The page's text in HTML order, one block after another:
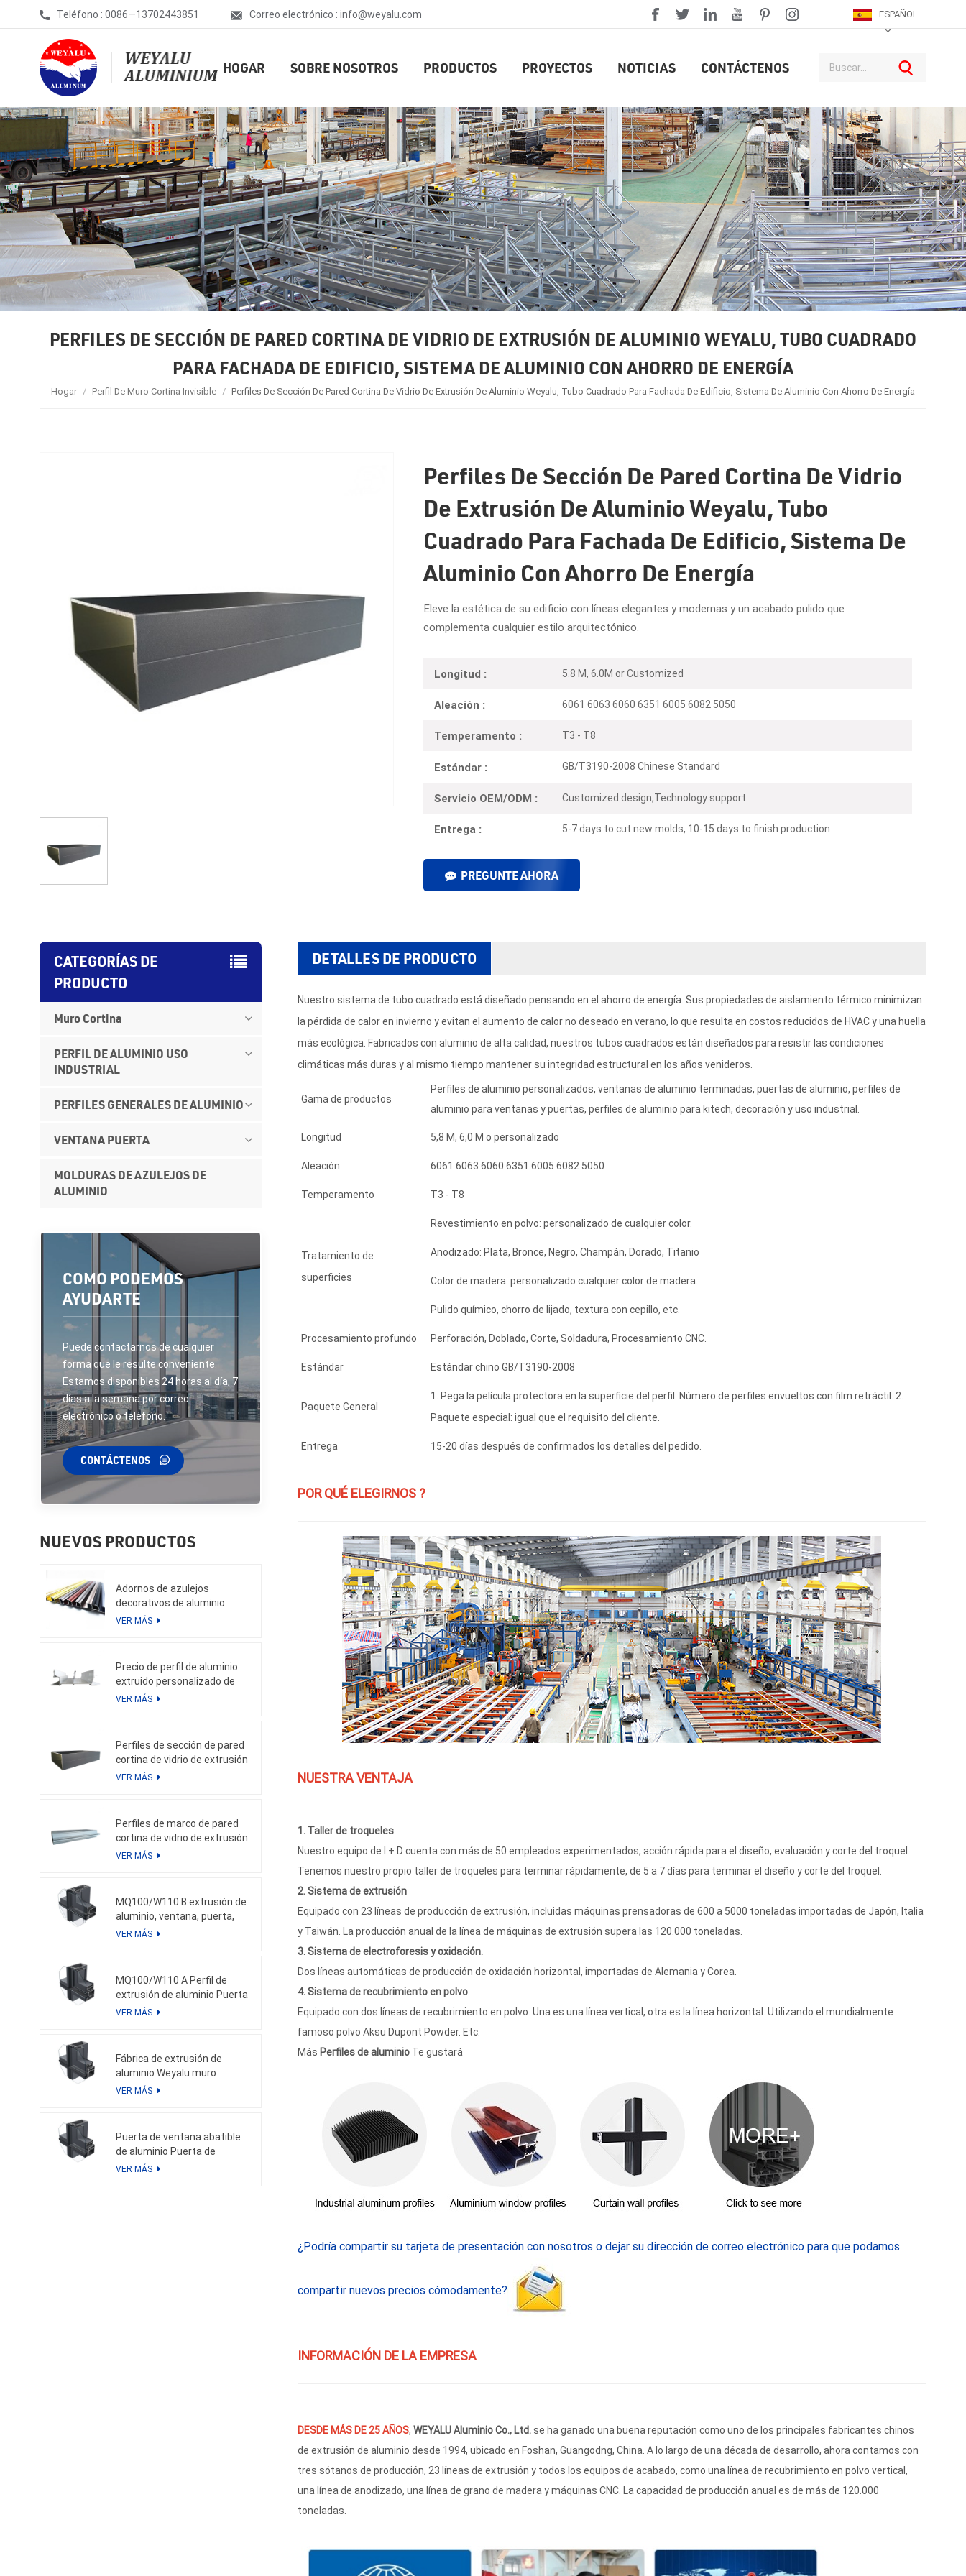
Teléfono : 0086—13702443851 Correo electrónico : info@weyalu.com ESPAÑOL
HOGAR SOBRE NOSOTROS PRODUCTOS PROYECTOS NOTICIAS CONTÁCTENOS
PERFILES DE SECCIÓN DE PARED CORTINA DE VIDRIO DE EXTRUSIÓN DE ALUMINIO WEYALU, TUBO CUADRADO
PARA FACHADA DE EDIFICIO, SISTEMA DE ALUMINIO CON AHORRO DE ENERGÍA
Hogar / Perfil De Muro Cortina Invisible / Perfiles De Sección De Pared Cortina De Vidrio De Extrusión De Aluminio Weyalu, Tubo Cuadrado Para Fachada De Edificio, Sistema De Aluminio Con Ahorro De Energía
Perfiles De Sección De Pared Cortina De Vidrio
De Extrusión De Aluminio Weyalu, Tubo
Cuadrado Para Fachada De Edificio, Sistema De
Aluminio Con Ahorro De Energía
Eleve la estética de su edificio con líneas elegantes y modernas y un acabado pulido que
complementa cualquier estilo arquitectónico.
Longitud : 5.8 M, 6.0M or Customized
Aleación : 6061 6063 6060 6351 6005 6082 5050
Temperamento : T3 - T8
Estándar : GB/T3190-2008 Chinese Standard
Servicio OEM/ODM : Customized design,Technology support
Entrega : 5-7 days to cut new molds, 10-15 days to finish production
PREGUNTE AHORA
DETALLES DE PRODUCTO
Nuestro sistema de tubo cuadrado está diseñado pensando en el ahorro de energía. Sus propiedades de aislamiento térmico minimizan
la pérdida de calor en invierno y evitan el aumento de calor no deseado en verano, lo que resulta en costos reducidos de HVAC y una huella
más ecológica. Fabricados con aluminio de alta calidad, nuestros tubos cuadrados están diseñados para resistir las condiciones
climáticas más duras y al mismo tiempo mantener su integridad estructural en los años venideros.
Gama de productos
Perfiles de aluminio personalizados, ventanas de aluminio terminadas, puertas de aluminio, perfiles de
aluminio para ventanas y puertas, perfiles de aluminio para kitech, decoración y uso industrial.
Longitud 5,8 M, 6,0 M o personalizado
Aleación 6061 6063 6060 6351 6005 6082 5050
Temperamento T3 - T8
Tratamiento de
superficies
Revestimiento en polvo: personalizado de cualquier color.
Anodizado: Plata, Bronce, Negro, Champán, Dorado, Titanio
Color de madera: personalizado cualquier color de madera.
Pulido químico, chorro de lijado, textura con cepillo, etc.
Procesamiento profundo Perforación, Doblado, Corte, Soldadura, Procesamiento CNC.
Estándar Estándar chino GB/T3190-2008
Paquete General
1. Pega la película protectora en la superficie del perfil. Número de perfiles envueltos con film retráctil. 2.
Paquete especial: igual que el requisito del cliente.
Entrega 15-20 días después de confirmados los detalles del pedido.
POR QUÉ ELEGIRNOS ?
NUESTRA VENTAJA
1. Taller de troqueles
Nuestro equipo de I + D cuenta con más de 50 empleados experimentados, acción rápida para el diseño, evaluación y corte del troquel.
Tenemos nuestro propio taller de troqueles para terminar rápidamente, de 5 a 7 días para terminar el diseño y corte del troquel.
2. Sistema de extrusión
Equipado con 23 líneas de producción de extrusión, incluidas máquinas prensadoras de 600 a 5000 toneladas importadas de Japón, Italia
y Taiwán. La producción anual de la línea de máquinas de extrusión supera las 120.000 toneladas.
3. Sistema de electroforesis y oxidación.
Dos líneas automáticas de producción de oxidación horizontal, importadas de Alemania y Corea.
4. Sistema de recubrimiento en polvo
Equipado con dos líneas de recubrimiento en polvo. Una es una línea vertical, otra es la línea horizontal. Utilizando el mundialmente
famoso polvo Aksu Dupont Powder. Etc.
Más Perfiles de aluminioTe gustará
¿Podría compartir su tarjeta de presentación con nosotros o dejar su dirección de correo electrónico para que podamos
compartir nuevos precios cómodamente?
INFORMACIÓN DE LA EMPRESA
DESDE MÁS DE 25 AÑOS, WEYALU Aluminio Co., Ltd.se ha ganado una buena reputación como uno de los principales fabricantes chinos
de extrusión de aluminio desde 1994, ubicado en Foshan, Guangodng, China. A lo largo de una década de desarrollo, ahora contamos con
tres sótanos de producción, 23 líneas de extrusión y todos los equipos de acabado, como una línea de recubrimiento en polvo vertical,
una línea de anodizado, una línea de grano de madera y máquinas CNC. La capacidad de producción anual es de más de 120.000
toneladas.
CATEGORÍAS DE
PRODUCTO
Muro Cortina
PERFIL DE ALUMINIO USO
INDUSTRIAL
PERFILES GENERALES DE ALUMINIO
VENTANA PUERTA
MOLDURAS DE AZULEJOS DE
ALUMINIO
COMO PODEMOS
AYUDARTE
Puede contactarnos de cualquier
forma que le resulte conveniente.
Estamos disponibles 24 horas al día, 7
días a la semana por correo
electrónico o teléfono.
CONTÁCTENOS
NUEVOS PRODUCTOS
Adornos de azulejos
decorativos de aluminio.
VER MÁS
Precio de perfil de aluminio
extruido personalizado de
China en kg para perfil de
VER MÁS
Perfiles de sección de pared
cortina de vidrio de extrusión
de aluminio Weyalu, tubo
con ahorro de energía
VER MÁS
Perfiles de marco de pared
cortina de vidrio de extrusión
de aluminio de precio más
para fachada
VER MÁS
MQ100/W110 B extrusión de
aluminio, ventana, puerta,
muro cortina de aluminio,
VER MÁS
MQ100/W110 A Perfil de
extrusión de aluminio Puerta
de ventana de perfil de
VER MÁS
Fábrica de extrusión de
aluminio Weyalu muro
cortina de aluminio perfil de
energía recubrimiento en
polvo anodizado
VER MÁS
Puerta de ventana abatible
de aluminio Puerta de
ventana corrediza de
VER MÁS